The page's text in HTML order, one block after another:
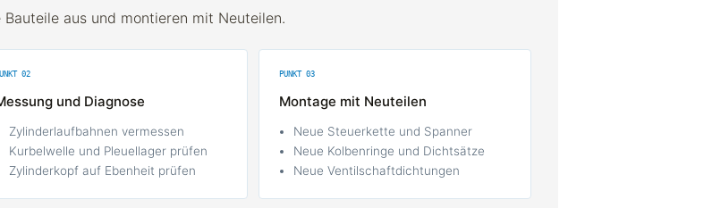
aus und montieren mit Neuteilen.
02
und Diagnose
Zylinderlaufbahnen vermessen
Kurbelwelle und Pleuellager prüfen
Zylinderkopf auf Ebenheit prüfen
PUNKT 03
Montage mit Neuteilen
Neue Steuerkette und Spanner
Neue Kolbenringe und Dichtsätze
Neue Ventilschaftdichtungen